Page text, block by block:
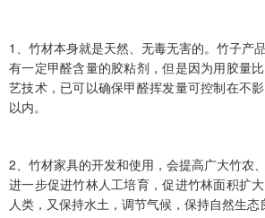
1、竹材本身就是天然、无毒无害的。竹子产
有一定甲醛含量的胶粘剂，但是因为用胶量
艺技术，已可以确保甲醛挥发量可控制在不
以内。
2、竹材家具的开发和使用，会提高广大竹农
进一步促进竹林人工培育，促进竹林面积扩
人类，又保持水土，调节气候，保持自然生态